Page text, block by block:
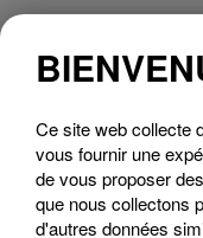
chemin de
7. Auberge
Ce site web collecte
vous fournir une
de vous proposer
que nous collectons
d'autres données